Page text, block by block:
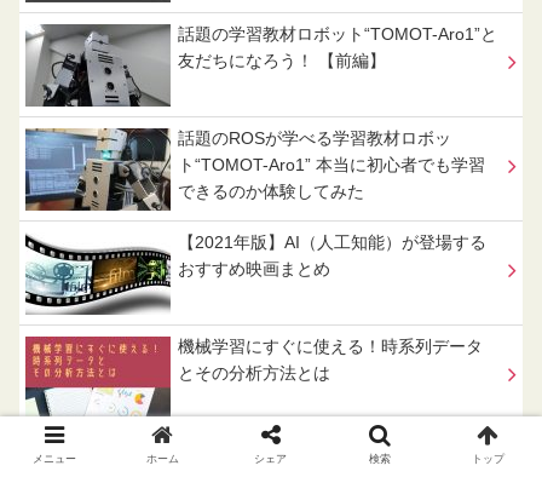
話題の学習教材ロボット“TOMOT-Aro1”と
友だちになろう！ 【前編】
話題のROSが学べる学習教材ロボッ
ト“TOMOT-Aro1” 本当に初心者でも学習
できるのか体験してみた
【2021年版】AI（人工知能）が登場する
おすすめ映画まとめ
機械学習にすぐに使える！時系列データ
とその分析方法とは
メニュー ホーム シェア 検索 トップ